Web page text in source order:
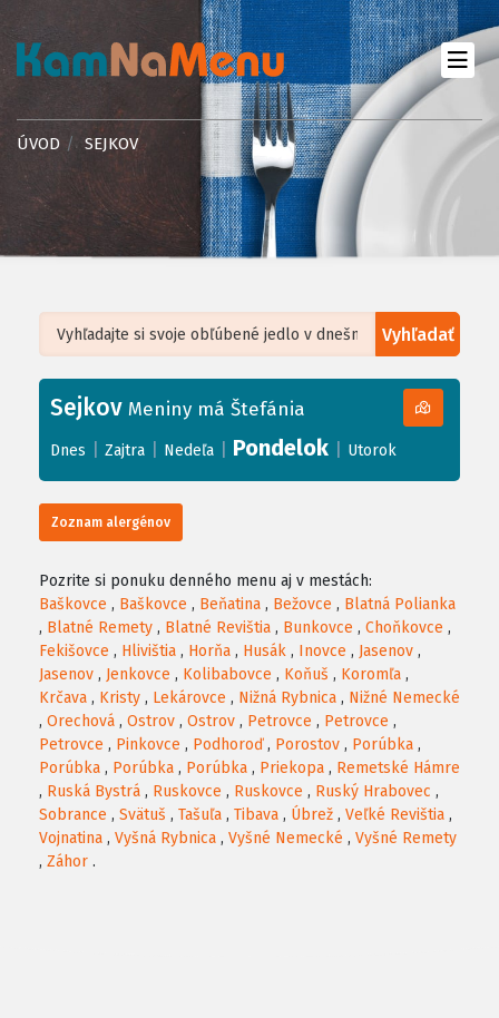
ÚVOD SEJKOV
Vyhľadať
+
−
Leaflet| ©OpenStreetMap, Tiles courtesy ofHumanitarian OpenStreetMap
Sejkov Meniny má Štefánia
Dnes Zajtra Nedeľa Pondelok Utorok
Zoznam alergénov
Pozrite si ponuku denného menu aj v mestách:
Baškovce , Baškovce , Beňatina , Bežovce , Blatná Polianka
, Blatné Remety , Blatné Revištia , Bunkovce , Choňkovce ,
Fekišovce , Hlivištia , Horňa , Husák , Inovce , Jasenov ,
Jasenov , Jenkovce , Kolibabovce , Koňuš , Koromľa ,
Krčava , Kristy , Lekárovce , Nižná Rybnica , Nižné Nemecké
, Orechová , Ostrov , Ostrov , Petrovce , Petrovce ,
Petrovce , Pinkovce , Podhoroď, Porostov , Porúbka ,
Porúbka , Porúbka , Porúbka , Priekopa , Remetské Hámre
, Ruská Bystrá , Ruskovce , Ruskovce , Ruský Hrabovec ,
Sobrance , Svätuš , Tašuľa , Tibava , Úbrež , Veľké Revištia ,
Vojnatina , Vyšná Rybnica , Vyšné Nemecké , Vyšné Remety
, Záhor .